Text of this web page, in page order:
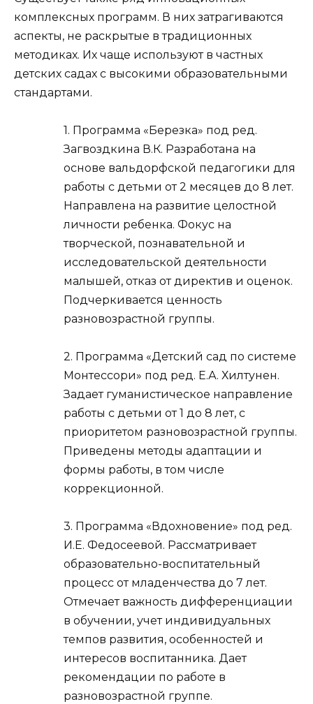
комплексных программ. В них затрагиваются
аспекты, не раскрытые в традиционных
методиках. Их чаще используют в частных
детских садах с высокими образовательными
стандартами.
1. Программа «Березка» под ред.
Загвоздкина В.К. Разработана на
основе вальдорфской педагогики для
работы с детьми от 2 месяцев до 8 лет.
Направлена на развитие целостной
личности ребенка. Фокус на
творческой, познавательной и
исследовательской деятельности
малышей, отказ от директив и оценок.
Подчеркивается ценность
разновозрастной группы.
2. Программа «Детский сад по системе
Монтессори» под ред. Е.А. Хилтунен.
Задает гуманистическое направление
работы с детьми от 1 до 8 лет, с
приоритетом разновозрастной группы.
Приведены методы адаптации и
формы работы, в том числе
коррекционной.
3. Программа «Вдохновение» под ред.
И.Е. Федосеевой. Рассматривает
образовательно-воспитательный
процесс от младенчества до 7 лет.
Отмечает важность дифференциации
в обучении, учет индивидуальных
темпов развития, особенностей и
интересов воспитанника. Дает
рекомендации по работе в
разновозрастной группе.